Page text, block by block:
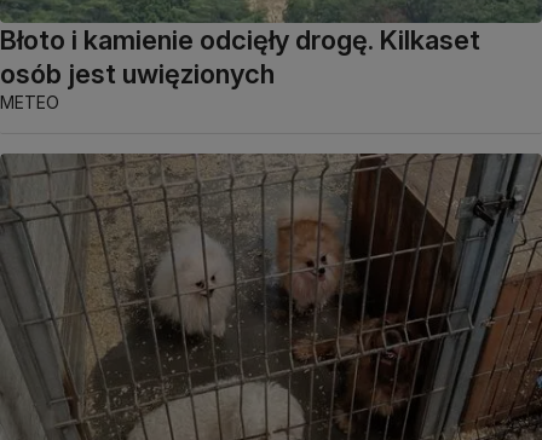
Błoto i kamienie odcięły drogę. Kilkaset
osób jest uwięzionych
METEO